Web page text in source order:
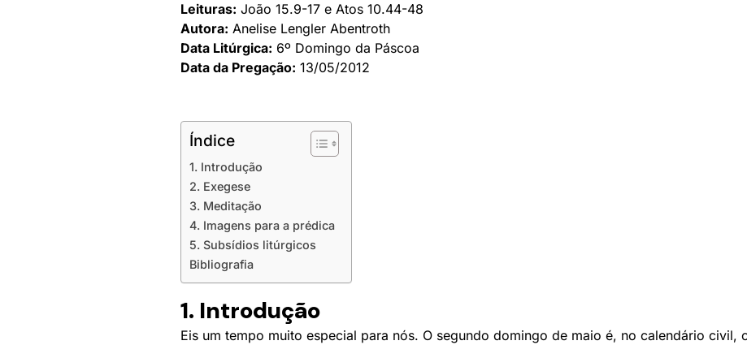
Leituras: João 15.9-17 e Atos 10.44-48
Autora: Anelise Lengler Abentroth
Data Litúrgica: 6º Domingo da Páscoa
Data da Pregação: 13/05/2012
Índice
1. Introdução
2. Exegese
3. Meditação
4. Imagens para a prédica
5. Subsídios litúrgicos
Bibliografia
1. Introdução
Eis um tempo muito especial para nós. O segundo domingo de maio é, no calendário civil,